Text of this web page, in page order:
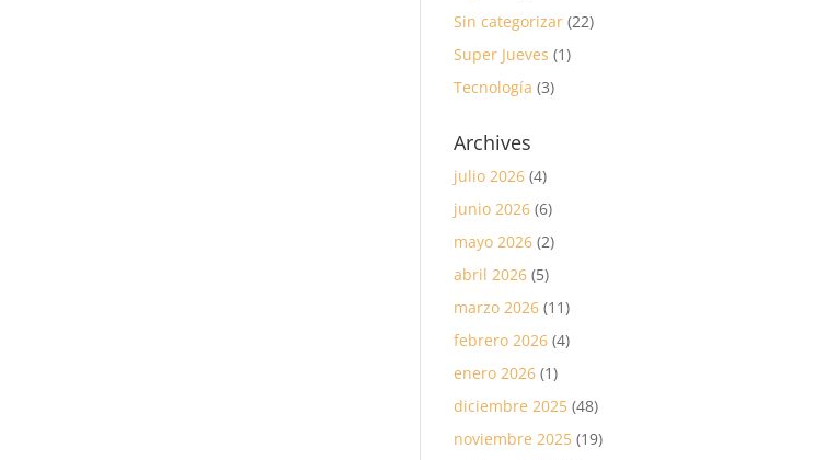
Sin categorizar (22)
Super Jueves (1)
Tecnología (3)
Archives
julio 2026 (4)
junio 2026 (6)
mayo 2026 (2)
abril 2026 (5)
marzo 2026 (11)
febrero 2026 (4)
enero 2026 (1)
diciembre 2025 (48)
noviembre 2025 (19)